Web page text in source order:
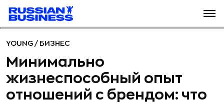
YOUNG / БИЗНЕС
Минимально
жизнеспособный опыт
отношений с брендом: что